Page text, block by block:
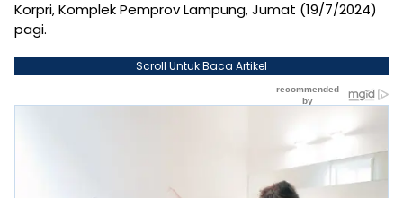
Korpri, Komplek Pemprov Lampung, Jumat (19/7/2024)
pagi.
Scroll Untuk Baca Artikel